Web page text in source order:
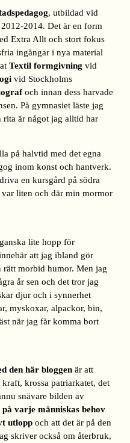
, utbildad vid
2014. Det är en form
Extra Allt och stort fokus
ingångar i nya material
Textil formgivning vid
vid Stockholms
och innan dess harvade
På gymnasiet läste jag
är något jag alltid har
på halvtid med det egna
inom konst och hantverk.
en kursgård på södra
liten och där min mormor
lite hopp för
att jag ibland gör
morbid humor. Men jag
år sen och det tror jag
djur och i synnerhet
myskoxar, alpackor, bin,
när jag får komma bort
den här bloggen är att
krossa patriarkatet, det
snävare bilden av
varje människas behov
utlopp och att det är på den
skriver också om återbruk,